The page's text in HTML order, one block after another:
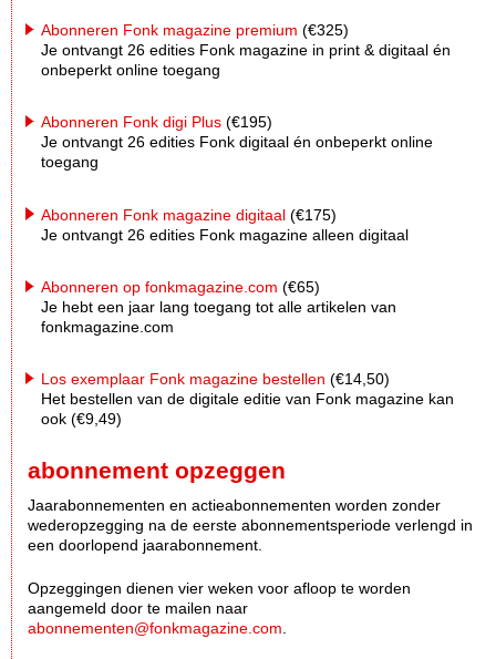
Abonneren Fonk magazine premium (€325)
Je ontvangt 26 edities Fonk magazine in print & digitaal én
onbeperkt online toegang
Abonneren Fonk digi Plus (€195)
Je ontvangt 26 edities Fonk digitaal én onbeperkt online
toegang
Abonneren Fonk magazine digitaal (€175)
Je ontvangt 26 edities Fonk magazine alleen digitaal
Abonneren op fonkmagazine.com (€65)
Je hebt een jaar lang toegang tot alle artikelen van
fonkmagazine.com
Los exemplaar Fonk magazine bestellen (€14,50)
Het bestellen van de digitale editie van Fonk magazine kan
ook (€9,49)
abonnement opzeggen
Jaarabonnementen en actieabonnementen worden zonder
wederopzegging na de eerste abonnementsperiode verlengd in
een doorlopend jaarabonnement.
Opzeggingen dienen vier weken voor afloop te worden
aangemeld door te mailen naar
abonnementen@fonkmagazine.com